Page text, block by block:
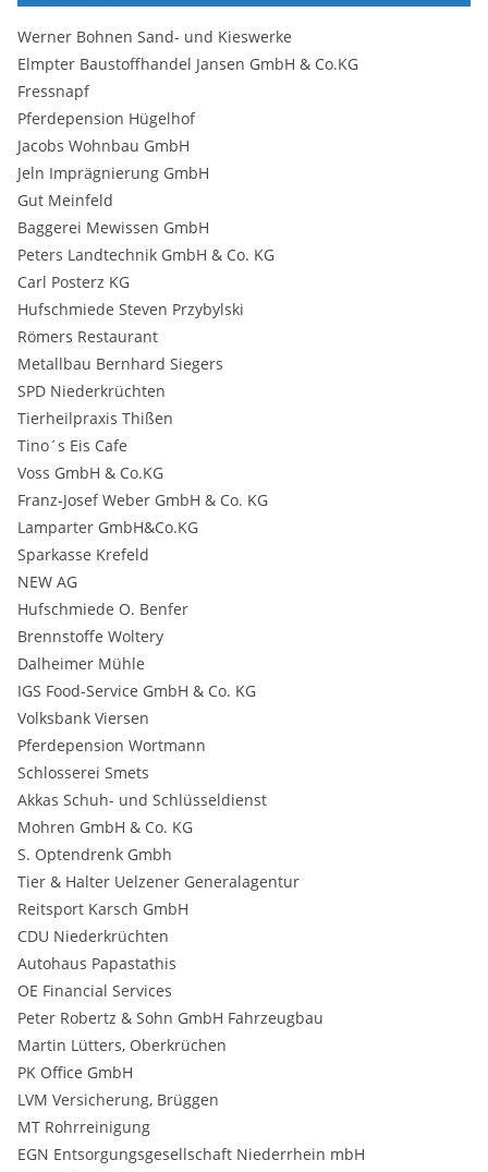
Werner Bohnen Sand- und Kieswerke
Elmpter Baustoffhandel Jansen GmbH & Co.KG
Fressnapf
Pferdepension Hügelhof
Jacobs Wohnbau GmbH
Jeln Imprägnierung GmbH
Gut Meinfeld
Baggerei Mewissen GmbH
Peters Landtechnik GmbH & Co. KG
Carl Posterz KG
Hufschmiede Steven Przybylski
Römers Restaurant
Metallbau Bernhard Siegers
SPD Niederkrüchten
Tierheilpraxis Thißen
Tino´s Eis Cafe
Voss GmbH & Co.KG
Franz-Josef Weber GmbH & Co. KG
Lamparter GmbH&Co.KG
Sparkasse Krefeld
NEW AG
Hufschmiede O. Benfer
Brennstoffe Woltery
Dalheimer Mühle
IGS Food-Service GmbH & Co. KG
Volksbank Viersen
Pferdepension Wortmann
Schlosserei Smets
Akkas Schuh- und Schlüsseldienst
Mohren GmbH & Co. KG
S. Optendrenk Gmbh
Tier & Halter Uelzener Generalagentur
Reitsport Karsch GmbH
CDU Niederkrüchten
Autohaus Papastathis
OE Financial Services
Peter Robertz & Sohn GmbH Fahrzeugbau
Martin Lütters, Oberkrüchen
PK Office GmbH
LVM Versicherung, Brüggen
MT Rohrreinigung
EGN Entsorgungsgesellschaft Niederrhein mbH